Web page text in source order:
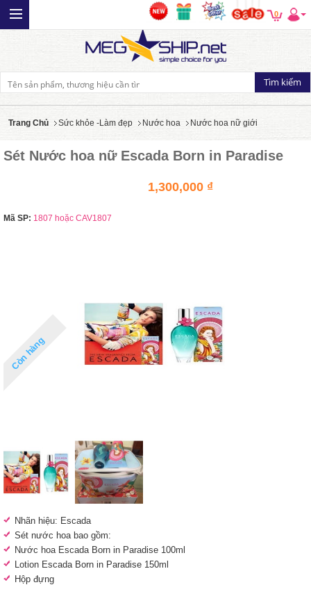
0
Trang Chủ Sức khỏe -Làm đẹp Nước hoa Nước hoa nữ giới
Sét Nước hoa nữ Escada Born in Paradise
1,300,000 ₫
Mã SP: 1807 hoặc CAV1807
Còn hàng
Nhãn hiệu: Escada
Sét nước hoa bao gồm:
Nước hoa Escada Born in Paradise 100ml
Lotion Escada Born in Paradise 150ml
Hộp đựng